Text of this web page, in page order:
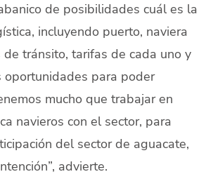
de posibilidades cuál es la
incluyendo puerto, naviera
tránsito, tarifas de cada uno y
oportunidades para poder
mucho que trabajar en
navieros con el sector, para
del sector de aguacate,
advierte.